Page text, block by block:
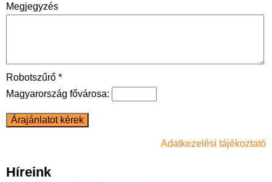
Megjegyzés
Robotszűrő *
Magyarország fővárosa:
Adatkezelési tájékoztató
Híreink